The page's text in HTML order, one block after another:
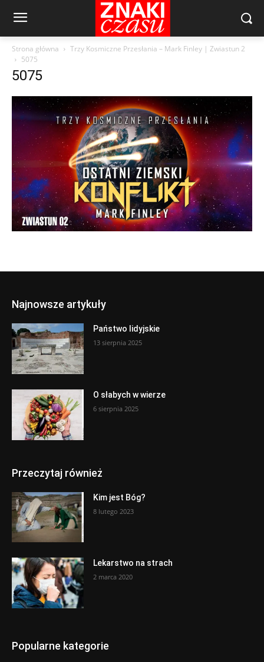
Strona główna
Trzy Kosmiczne Przesłania – Mark Finley | Zwiastun 2
5075
5075
Najnowsze artykuły
Państwo lidyjskie
13 sierpnia 2025
O słabych w wierze
6 sierpnia 2025
Przeczytaj również
Kim jest Bóg?
8 lutego 2023
Lekarstwo na strach
2 marca 2020
Popularne kategorie